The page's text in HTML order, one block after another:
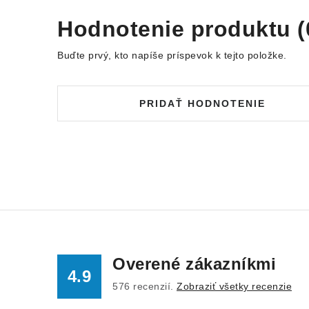
Hodnotenie produktu
Buďte prvý, kto napíše príspevok k tejto položke.
PRIDAŤ HODNOTENIE
4.9
Overené zákazníkmi
576 recenzií. Zobraziť všetky recenzie